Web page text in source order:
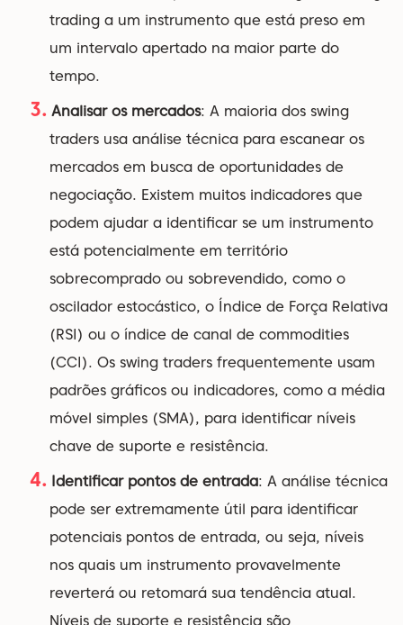
trading a um instrumento que está preso em
um intervalo apertado na maior parte do
tempo.
Analisar os mercados: A maioria dos swing
traders usa análise técnica para escanear os
mercados em busca de oportunidades de
negociação. Existem muitos indicadores que
podem ajudar a identificar se um instrumento
está potencialmente em território
sobrecomprado ou sobrevendido, como o
oscilador estocástico, o Índice de Força Relativa
(RSI) ou o índice de canal de commodities
(CCI). Os swing traders frequentemente usam
padrões gráficos ou indicadores, como a média
móvel simples (SMA), para identificar níveis
chave de suporte e resistência.
Identificar pontos de entrada: A análise técnica
pode ser extremamente útil para identificar
potenciais pontos de entrada, ou seja, níveis
nos quais um instrumento provavelmente
reverterá ou retomará sua tendência atual.
Níveis de suporte e resistência são